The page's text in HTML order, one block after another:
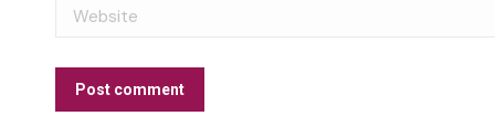
Website
Post comment